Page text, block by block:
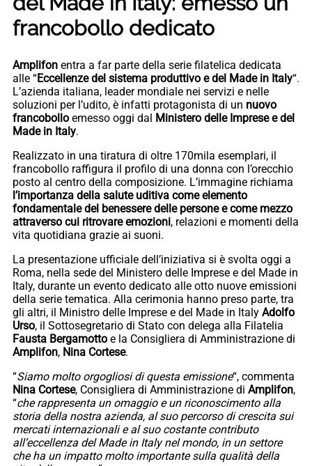
francobollo dedicato
Amplifon entra a far parte della serie filatelica dedicata
alle “Eccellenze del sistema produttivo e del Made in Italy“.
L’azienda italiana, leader mondiale nei servizi e nelle
soluzioni per l’udito, è infatti protagonista di un nuovo
francobollo emesso oggi dal
Ministero delle Imprese e del
Made in Italy.
Realizzato in una tiratura di oltre 170mila esemplari, il
francobollo raffigura il profilo di una donna con l’orecchio
posto al centro della composizione. L’immagine richiama
l’importanza della salute uditiva come elemento
fondamentale del benessere delle persone e come mezzo
attraverso cui ritrovare emozioni, relazioni e momenti della
vita quotidiana grazie ai suoni.
La presentazione ufficiale dell’iniziativa si è svolta oggi a
Roma, nella sede del Ministero delle Imprese e del Made in
Italy, durante un evento dedicato alle otto nuove emissioni
della serie tematica. Alla cerimonia hanno preso parte, tra
gli altri, il Ministro delle Imprese e del Made in Italy Adolfo
Urso, il Sottosegretario di Stato con delega alla Filatelia
Fausta Bergamotto e la Consigliera di Amministrazione di
Amplifon, Nina Cortese.
“Siamo molto orgogliosi di questa emissione“, commenta
Nina Cortese, Consigliera di Amministrazione di Amplifon,
“che rappresenta un omaggio e un riconoscimento alla
storia della nostra azienda, al suo percorso di crescita sui
mercati internazionali e al suo costante contributo
all’eccellenza del Made in Italy nel mondo, in un settore
che ha un impatto molto importante sulla qualità della